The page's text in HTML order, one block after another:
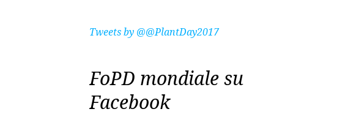
Tweets by @@PlantDay2017
FoPD mondiale su
Facebook